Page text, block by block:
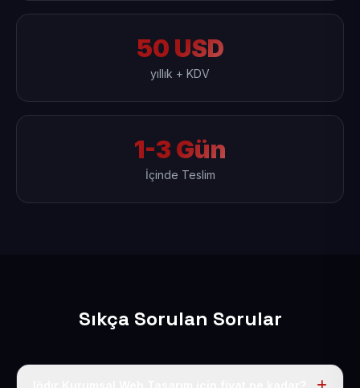
50 USD
yıllık + KDV
1-3 Gün
İçinde Teslim
Sıkça Sorulan Sorular